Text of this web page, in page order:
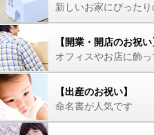
新しいお家にぴった
【開業・開店のお祝い
オフィスやお店に飾
【出産のお祝い】
命名書が人気です